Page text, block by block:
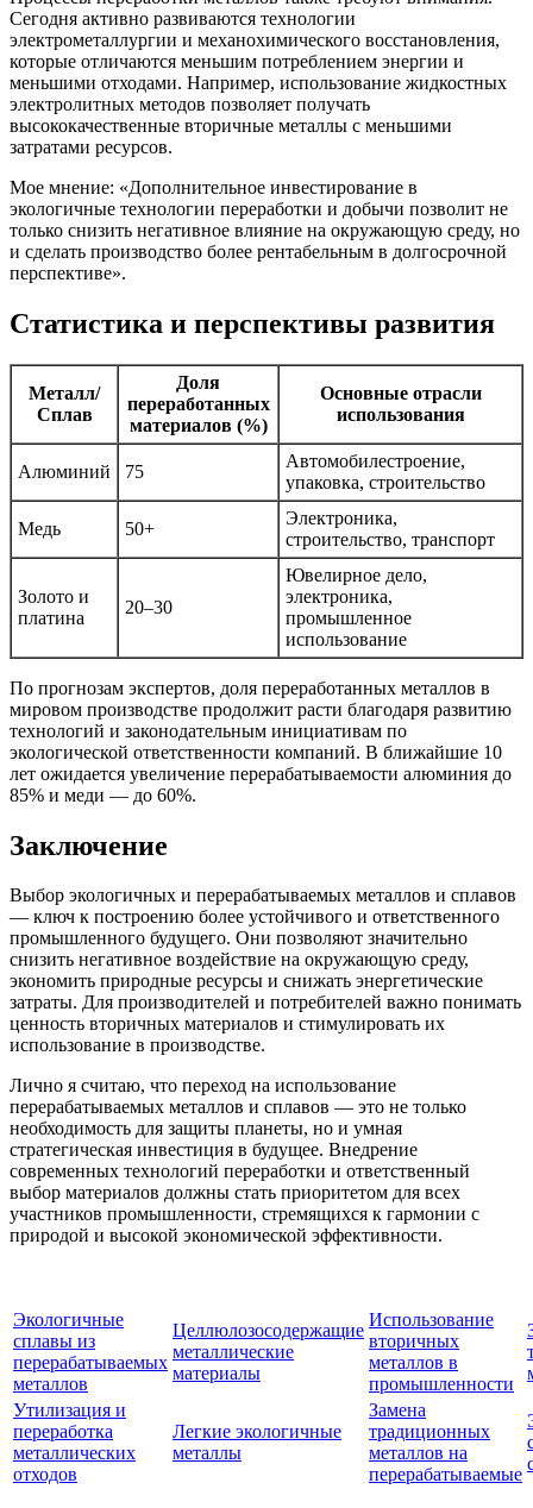
Сегодня активно развиваются технологии
электрометаллургии и механохимического восстановления,
которые отличаются меньшим потреблением энергии и
меньшими отходами. Например, использование жидкостных
электролитных методов позволяет получать
высококачественные вторичные металлы с меньшими
затратами ресурсов.
Мое мнение: «Дополнительное инвестирование в
экологичные технологии переработки и добычи позволит не
только снизить негативное влияние на окружающую среду, но
и сделать производство более рентабельным в долгосрочной
перспективе».
Статистика и перспективы развития
Металл/
Сплав
Доля
переработанных
материалов (%)
Основные отрасли
использования
Алюминий 75
Автомобилестроение,
упаковка, строительство
Медь 50+
Электроника,
строительство, транспорт
Золото и
платина
20–30
Ювелирное дело,
электроника,
промышленное
использование
По прогнозам экспертов, доля переработанных металлов в
мировом производстве продолжит расти благодаря развитию
технологий и законодательным инициативам по
экологической ответственности компаний. В ближайшие 10
лет ожидается увеличение перерабатываемости алюминия до
85% и меди — до 60%.
Заключение
Выбор экологичных и перерабатываемых металлов и сплавов
— ключ к построению более устойчивого и ответственного
промышленного будущего. Они позволяют значительно
снизить негативное воздействие на окружающую среду,
экономить природные ресурсы и снижать энергетические
затраты. Для производителей и потребителей важно понимать
ценность вторичных материалов и стимулировать их
использование в производстве.
Лично я считаю, что переход на использование
перерабатываемых металлов и сплавов — это не только
необходимость для защиты планеты, но и умная
стратегическая инвестиция в будущее. Внедрение
современных технологий переработки и ответственный
выбор материалов должны стать приоритетом для всех
участников промышленности, стремящихся к гармонии с
природой и высокой экономической эффективности.
Экологичные
сплавы из
перерабатываемых
металлов
Целлюлозосодержащие
металлические
материалы
Использование
вторичных
металлов в
промышленности
Утилизация и
переработка
металлических
отходов
Легкие экологичные
металлы
Замена
традиционных
металлов на
перерабатываемые